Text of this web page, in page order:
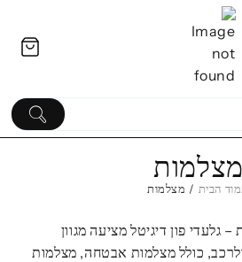
מצלמות
הבית / מצלמות
גלעדי פון דיגיטל מציעה מגוון
כולל מצלמות אבטחה, מצלמות
Ninthpro אקרילית Apple